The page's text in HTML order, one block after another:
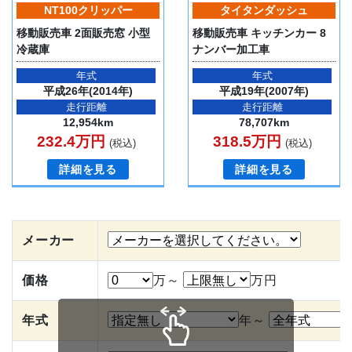
NT100クリッパー
移動販売車 2面販売窓 小型
冷蔵庫
年式
平成26年(2014年)
走行距離
12,954km
232.4万円 (税込)
詳細を見る
タイタンダッシュ
移動販売車 キッチンカー 8
ナンバー加工車
年式
平成19年(2007年)
走行距離
78,707km
318.5万円 (税込)
詳細を見る
メーカー
価格 万～ 万円
年式 年～